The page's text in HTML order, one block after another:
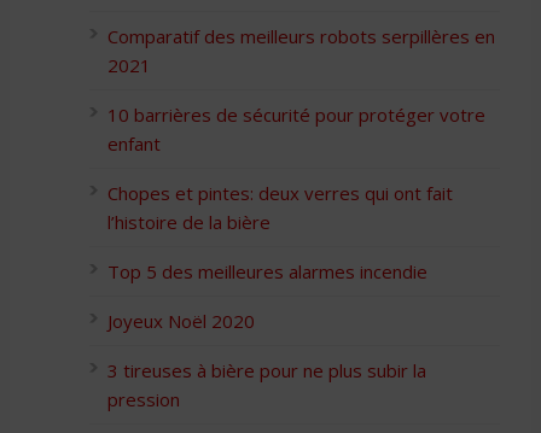
Comparatif des meilleurs robots serpillères en
2021
10 barrières de sécurité pour protéger votre
enfant
Chopes et pintes: deux verres qui ont fait
l’histoire de la bière
Top 5 des meilleures alarmes incendie
Joyeux Noël 2020
3 tireuses à bière pour ne plus subir la
pression